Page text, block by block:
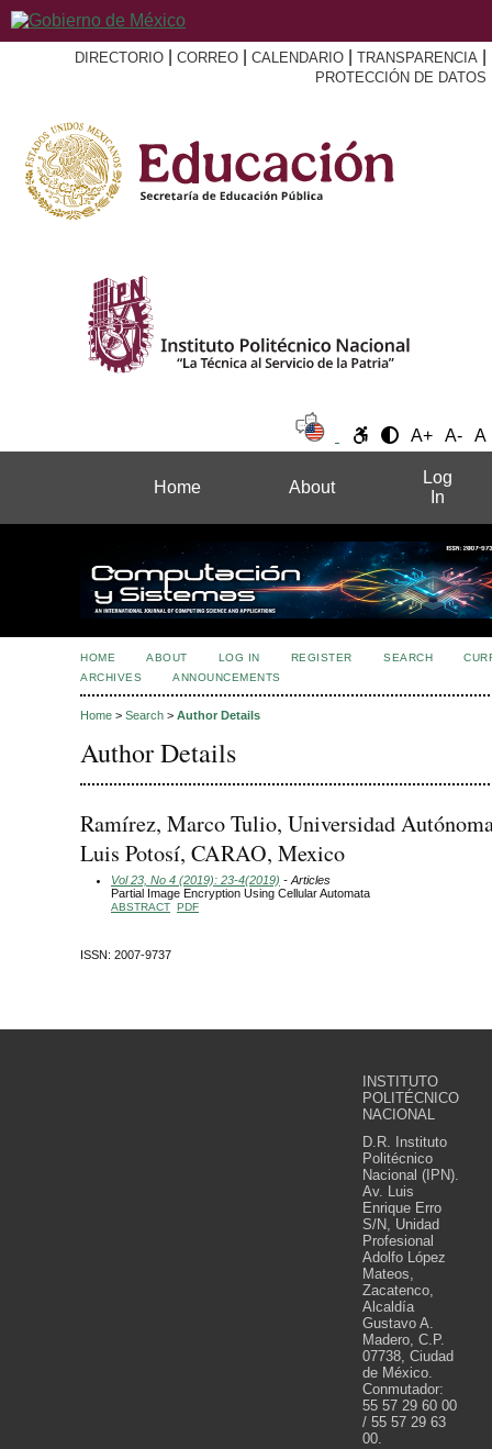
DIRECTORIO CORREO CALENDARIO TRANSPARENCIA
PROTECCIÓN DE DATOS
A+ A- A
Home About
Log
In
HOME ABOUT LOG IN REGISTER SEARCH
ARCHIVES
ANNOUNCEMENTS
Home > Search > Author Details
Author Details
Ramírez, Marco Tulio, Universidad
Luis Potosí, CARAO, Mexico
Vol 23, No 4 (2019): 23-4(2019) - Articles
Partial Image Encryption Using Cellular Automata
ABSTRACT PDF
ISSN: 2007-9737
INSTITUTO
POLITÉCNICO
NACIONAL
D.R. Instituto
Politécnico
Nacional (IPN).
Av. Luis
Enrique Erro
S/N, Unidad
Profesional
Adolfo López
Mateos,
Zacatenco,
Alcaldía
Gustavo A.
Madero, C.P.
07738, Ciudad
de México.
Conmutador:
55 57 29 60 00
/ 55 57 29 63
00.